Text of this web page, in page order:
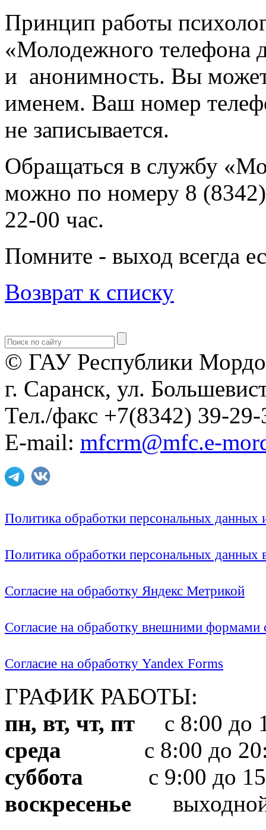
Принцип работы
«Молодежного телефона
и анонимность. Вы
именем. Ваш номер
не записывается.
Обращаться в службу
можно по номеру 8
22-00 час.
Помните - выход всегда
Возврат к списку
© ГАУ Республики
г. Саранск, ул.
Тел./факс +7(8342) 39-29-
E-mail: mfcrm@mfc.e-
Политика обработки персональных
Политика обработки персональных
Согласие на обработку Яндекс Метрикой
Согласие на обработку внешними формами
Согласие на обработку Yandex Forms
ГРАФИК РАБОТЫ:
пн, вт, чт, пт с 8:00 до
среда с 8:00 до
суббота с 9:00 до
воскресенье